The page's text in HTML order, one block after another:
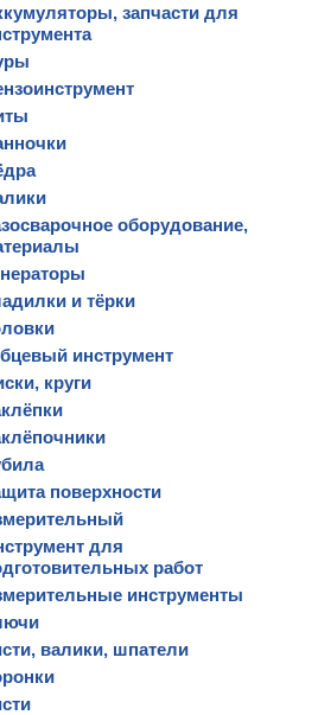
запчасти для
оборудование,
и тёрки
инструмент
круги
поверхности
для
работ
инструменты
валики, шпатели